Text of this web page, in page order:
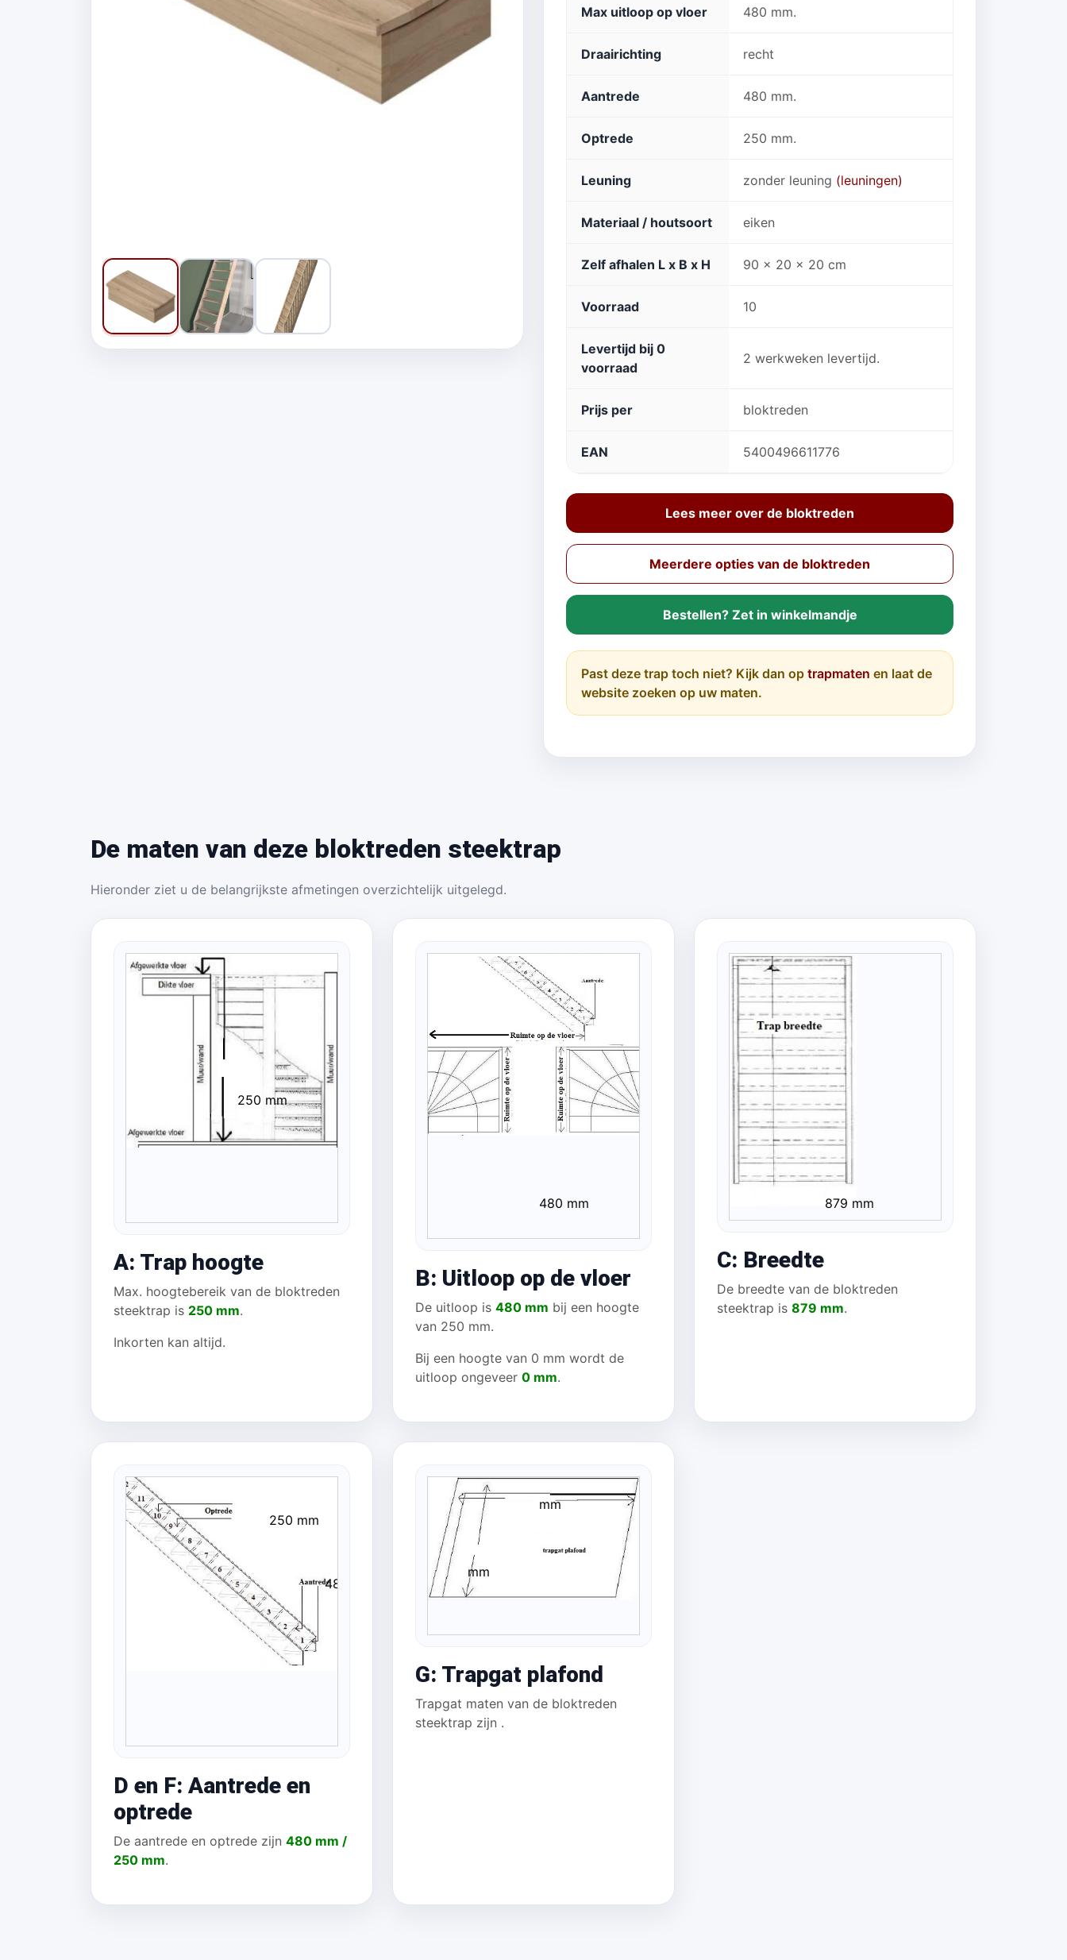
Max uitloop op vloer 480 mm.
Draairichting recht
Aantrede 480 mm.
Optrede 250 mm.
Leuning zonder leuning (leuningen)
Materiaal / houtsoort eiken
Zelf afhalen L x B x H 90 x 20 x 20 cm
Voorraad 10
Levertijd bij 0
voorraad
2 werkweken levertijd.
Prijs per bloktreden
EAN 5400496611776
Lees meer over de bloktreden
Meerdere opties van de bloktreden
Bestellen? Zet in winkelmandje
Past deze trap toch niet? Kijk dan op trapmaten en laat de
website zoeken op uw maten.
De maten van deze bloktreden steektrap
Hieronder ziet u de belangrijkste afmetingen overzichtelijk uitgelegd.
250 mm
A: Trap hoogte
Max. hoogtebereik van de bloktreden
steektrap is 250 mm.
Inkorten kan altijd.
480 mm
B: Uitloop op de vloer
De uitloop is 480 mm bij een hoogte
van 250 mm.
Bij een hoogte van 0 mm wordt de
uitloop ongeveer 0 mm.
879 mm
C: Breedte
De breedte van de bloktreden
steektrap is 879 mm.
250 mm
480 mm
D en F: Aantrede en
optrede
De aantrede en optrede zijn 480 mm /
250 mm.
mm
mm
G: Trapgat plafond
Trapgat maten van de bloktreden
steektrap zijn .